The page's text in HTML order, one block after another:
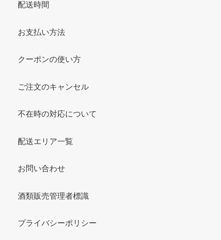
配送時間
お支払い方法
クーポンの使い方
ご注文のキャンセル
不在時の対応について
配送エリア一覧
お問い合わせ
酒類販売管理者標識
プライバシーポリシー